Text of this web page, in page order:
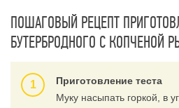
ПОШАГОВЫЙ РЕЦЕПТ
БУТЕРБРОДНОГО С КОПЧЕНОЙ
Приготовление теста
Муку насыпать горкой, в